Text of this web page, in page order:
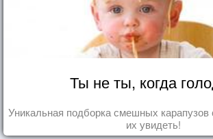
Ты не ты, когда
Уникальная подборка смешных
их увидеть!